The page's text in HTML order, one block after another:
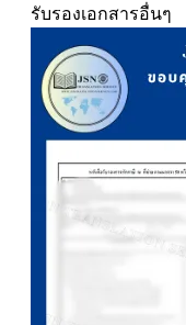
รับรองเอกสารอื่นๆ